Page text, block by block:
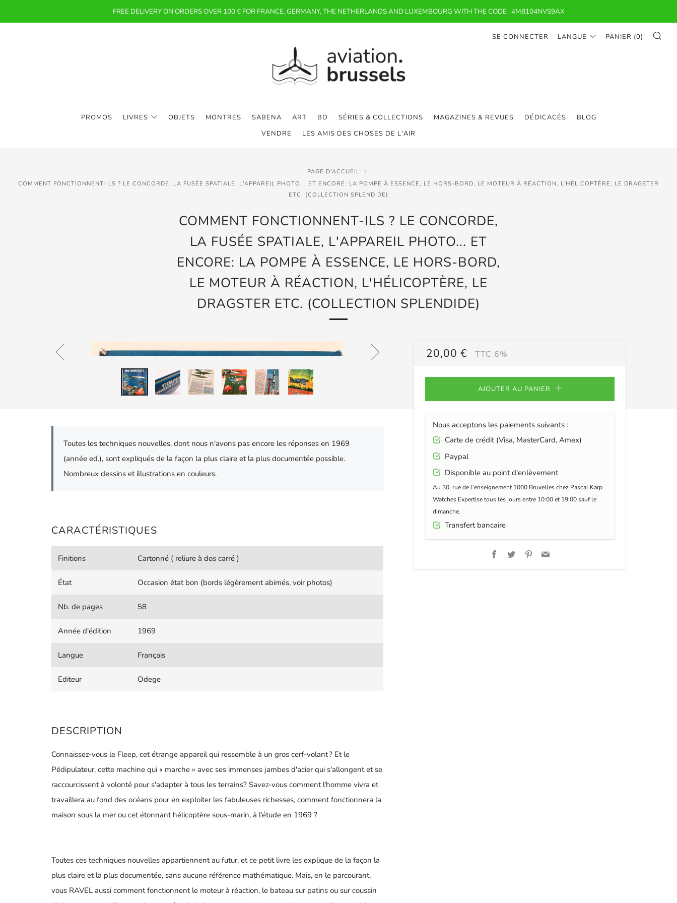
FREE DELIVERY ON ORDERS OVER 100 € FOR FRANCE, GERMANY, THE NETHERLANDS AND LUXEMBOURG WITH THE CODE : 4M8104NVS9AX
PROMOS LIVRES OBJETS MONTRES SABENA ART BD SÉRIES & COLLECTIONS MAGAZINES & REVUES DÉDICACÉS
BLOG
VENDRE
LES AMIS DES CHOSES DE L'AIR
SE CONNECTER LANGUE PANIER (0)
PAGE D'ACCUEIL
COMMENT FONCTIONNENT-ILS ? LE CONCORDE, LA FUSÉE SPATIALE, L'APPAREIL PHOTO... ET ENCORE: LA POMPE À ESSENCE, LE HORS-BORD, LE MOTEUR À RÉACTION, L'HÉLICOPTÈRE, LE DRAGSTER
ETC. (COLLECTION SPLENDIDE)
COMMENT FONCTIONNENT-ILS ? LE CONCORDE,
LA FUSÉE SPATIALE, L'APPAREIL PHOTO... ET
ENCORE: LA POMPE À ESSENCE, LE HORS-BORD,
LE MOTEUR À RÉACTION, L'HÉLICOPTÈRE, LE
DRAGSTER ETC. (COLLECTION SPLENDIDE)
PRIX
20,00 € TTC 6%
AJOUTER AU PANIER
Nous acceptons les paiements suivants :
Carte de crédit (Visa, MasterCard, Amex)
Paypal
Disponible au point d'enlèvement
Au 30, rue de l’enseignement 1000 Bruxelles chez Pascal Karp
Watches Expertise tous les jours entre 10:00 et 19:00 sauf le
dimanche.
Transfert bancaire
Facebook
TwitterPinterest
Email
Toutes les techniques nouvelles, dont nous n'avons pas encore les réponses en 1969
(année ed.), sont expliqués de la façon la plus claire et la plus documentée possible.
Nombreux dessins et illustrations en couleurs.
CARACTÉRISTIQUES
Finitions Cartonné ( reliure à dos carré )
État Occasion état bon (bords légèrement abimés, voir photos)
Nb. de pages 58
Année d'édition 1969
Langue Français
Editeur Odege
DESCRIPTION
Connaissez-vous le Fleep, cet étrange appareil qui ressemble à un gros cerf-volant ? Et le
Pédipulateur, cette machine qui « marche » avec ses immenses jambes d'acier qui s'allongent et se
raccourcissent à volonté pour s'adapter à tous les terrains? Savez-vous comment l'homme vivra et
travaillera au fond des océans pour en exploiter les fabuleuses richesses, comment fonctionnera la
maison sous la mer ou cet étonnant hélicoptère sous-marin, à l'étude en 1969 ?
Toutes ces techniques nouvelles appartiennent au futur, et ce petit livre les explique de la façon la
plus claire et la plus documentée, sans aucune référence mathématique. Mais, en le parcourant,
vous RAVEL aussi comment fonctionnent le moteur à réaction, le bateau sur patins ou sur coussin